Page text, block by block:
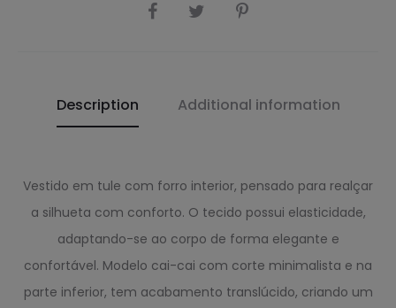
SHARE
Description Additional information
Vestido em tule com forro interior, pensado para realçar
a silhueta com conforto. O tecido possui elasticidade,
adaptando-se ao corpo de forma elegante e
confortável. Modelo cai-cai com corte minimalista e na
parte inferior, tem acabamento translúcido, criando um